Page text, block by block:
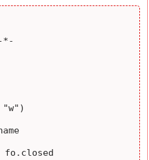
*-
fo.closed